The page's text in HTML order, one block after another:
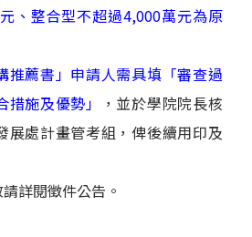
、整合型不超過4,000萬元為原
推薦書」申請人需具填「審查過
施及優勢」
，並於學院院長核
展處計畫管考組，俾後續用印及
詳閱徵件公告。